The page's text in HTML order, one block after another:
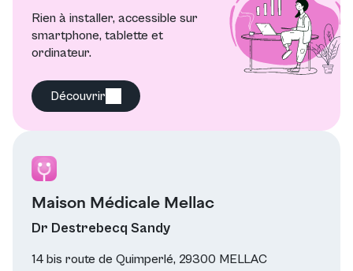
Rien à installer, accessible sur
smartphone, tablette et
ordinateur.
Découvrir
Maison Médicale Mellac
Dr Destrebecq Sandy
14 bis route de Quimperlé, 29300 MELLAC